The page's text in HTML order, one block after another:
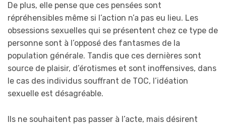
De plus, elle pense que ces pensées sont
répréhensibles même si l’action n’a pas eu lieu. Les
obsessions sexuelles qui se présentent chez ce type de
personne sont à l’opposé des fantasmes de la
population générale. Tandis que ces dernières sont
source de plaisir, d’érotismes et sont inoffensives, dans
le cas des individus souffrant de TOC, l’idéation
sexuelle est désagréable.
Ils ne souhaitent pas passer à l’acte, mais désirent